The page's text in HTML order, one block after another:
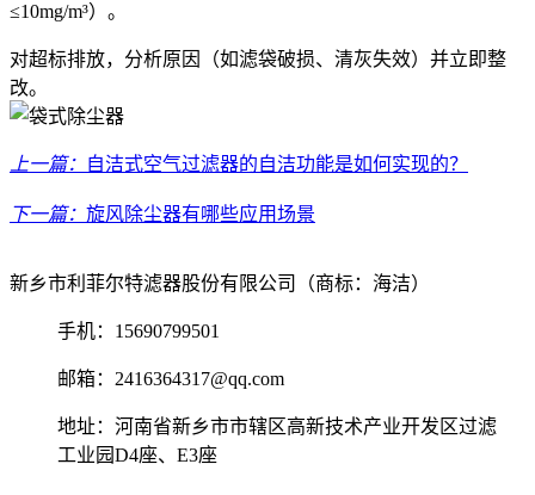
≤10mg/m³）。
对超标排放，分析原因（如滤袋破损、清灰失效）并立即整
改。
上一篇： 自洁式空气过滤器的自洁功能是如何实现的？
下一篇： 旋风除尘器有哪些应用场景
新乡市利菲尔特滤器股份有限公司（商标：海洁）
手机：15690799501
邮箱：2416364317@qq.com
地址：河南省新乡市市辖区高新技术产业开发区过滤
工业园D4座、E3座